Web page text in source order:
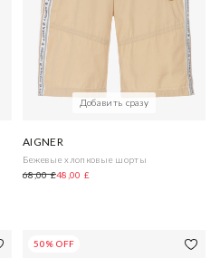
Добавить сразу
AIGNER
Бежевые хлопковые шорты
68,00 £48,00 £
50% OFF